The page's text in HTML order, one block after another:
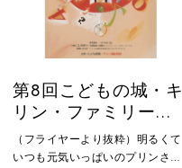
第8回こどもの城・キ
リン・ファミリーオ
ペレッタ「トンガリ
ぼうしの魔法使い パ
（フライヤーより抜粋）明るくて
いつも元気いっぱいのプリンさん